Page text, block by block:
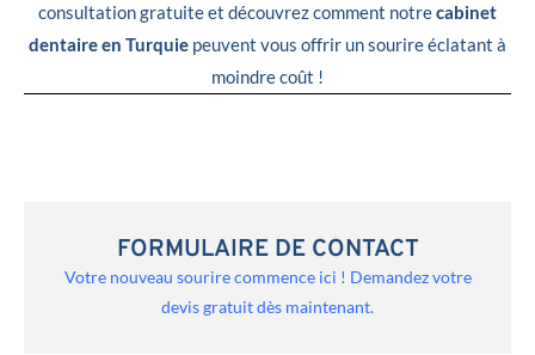
consultation gratuite et découvrez comment notrecabinet
dentaire en Turquie peuvent vous offrir un sourire éclatant à
moindre coût !
FORMULAIRE DE CONTACT
Votre nouveau sourire commence ici ! Demandez votre
devis gratuit dès maintenant.